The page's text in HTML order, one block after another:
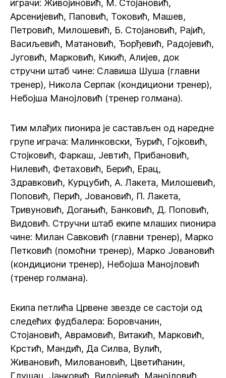
играчи: Живојиновић, М. Стојановић,
Арсенијевић, Паповић, Токовић, Машев,
Петровић, Милошевић, Б. Стојановић, Рајић,
Васиљевић, Матановић, Ђорђевић, Радојевић,
Југовић, Марковић, Кикић, Алијев, док
стручни штаб чине: Славиша Шуша (главни
тренер), Никола Серпак (кондициони тренер),
Небојша Манојловић (тренер голмана).
Тим млађих пионира је састављен од наредне
групе играча: Малинковски, Ђурић, Гојковић,
Стојковић, Фаркаш, Јевтић, Прибановић,
Нилевић, Фетаховић, Берић, Ерац,
Здравковић, Курцубић, А. Лакета, Милошевић,
Поповић, Перић, Јовановић, П. Лакета,
Тривуновић, Догањић, Банковић, Д. Поповић,
Видовић. Стручни штаб екипе млаших пионира
чине: Милан Савковић (главни тренер), Марко
Петковић (помоћни тренер), Марко Јовановић
(кондициони тренер), Небојша Манојловић
(тренер голмана).
Екипа петлића Црвене звезде се састоји од
следећих фудбалера: Боровчанин,
Стојановић, Аврамовић, Витакић, Марковић,
Крстић, Мандић, Да Силва, Вулић,
Живановић, Миловановић, Цветићанин,
Глушац, Јанковић, Видојевић, Манојловић,